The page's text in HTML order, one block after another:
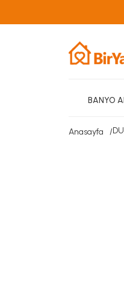
BANYO
Anasayfa